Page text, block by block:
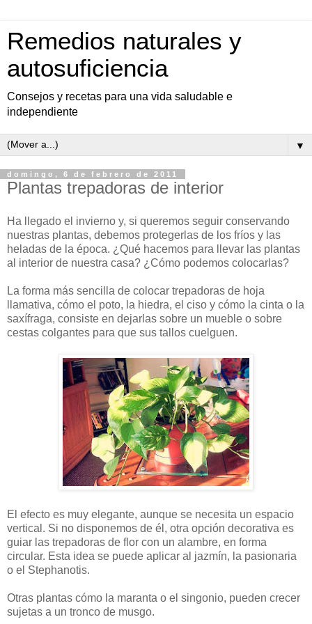
Remedios naturales y
autosuficiencia
Consejos y recetas para una vida saludable e
independiente
▼
domingo, 6 de febrero de 2011
Plantas trepadoras de interior
Ha llegado el invierno y, si queremos seguir conservando
nuestras plantas, debemos protegerlas de los fríos y las
heladas de la época. ¿Qué hacemos para llevar las plantas
al interior de nuestra casa? ¿Cómo podemos colocarlas?
La forma más sencilla de colocar trepadoras de hoja
llamativa, cómo el poto, la hiedra, el ciso y cómo la cinta o la
saxífraga, consiste en dejarlas sobre un mueble o sobre
cestas colgantes para que sus tallos cuelguen.
El efecto es muy elegante, aunque se necesita un espacio
vertical. Si no disponemos de él, otra opción decorativa es
guiar las trepadoras de flor con un alambre, en forma
circular. Esta idea se puede aplicar al jazmín, la pasionaria
o el Stephanotis.
Otras plantas cómo la maranta o el singonio, pueden crecer
sujetas a un tronco de musgo.